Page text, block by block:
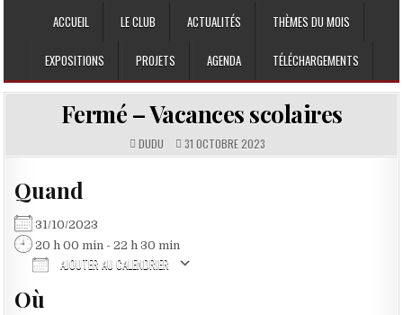
ACCUEIL
LE CLUB ACTUALITÉS THÈMES DU MOIS
EXPOSITIONS PROJETS AGENDA TÉLÉCHARGEMENTS
Fermé – Vacances scolaires
DUDU 31 OCTOBRE 2023
Quand
31/10/2023
20 h 00 min - 22 h 30 min
AJOUTER AU CALENDRIER
Où